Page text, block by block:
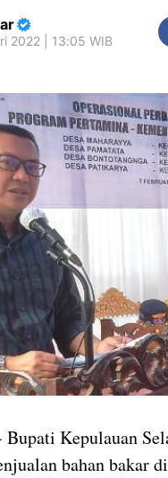
2022 | 13:05 WIB
Bupati Kepulauan
bahan bakar